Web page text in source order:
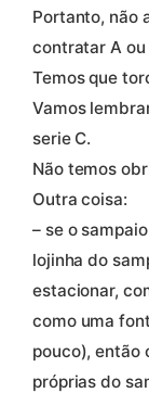
Portanto, não
contratar A ou
Temos que
Vamos
serie C.
Não temos
Outra coisa:
– se o
lojinha do
estacionar,
como uma
pouco), então
próprias do